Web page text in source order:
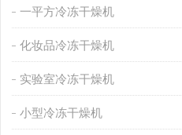
一平方冷冻干燥机
化妆品冷冻干燥机
实验室冷冻干燥机
小型冷冻干燥机